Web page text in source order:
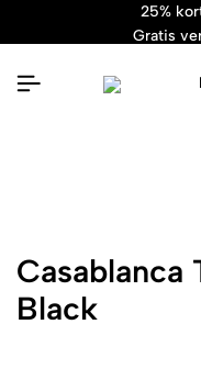
25%
gratis
Black